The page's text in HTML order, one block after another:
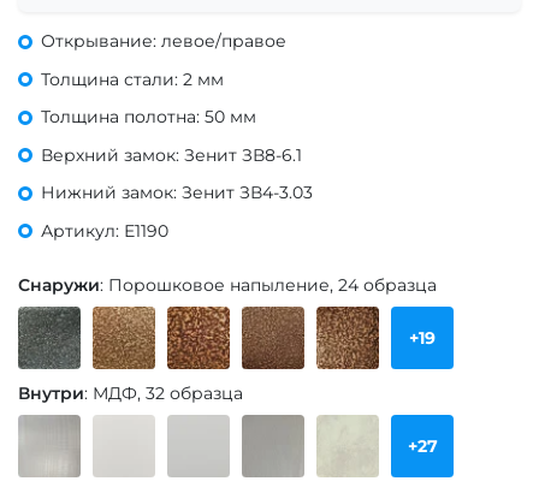
Открывание: левое/правое
Толщина стали: 2 мм
Толщина полотна: 50 мм
Верхний замок: Зенит ЗВ8-6.1
Нижний замок: Зенит ЗВ4-3.03
Артикул: Е1190
Снаружи: Порошковое напыление, 24 образца
+19
Внутри: МДФ, 32 образца
+27